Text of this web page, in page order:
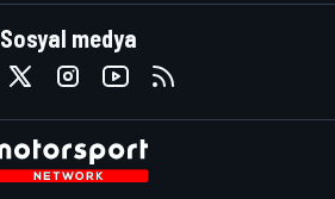
Sosyal medya